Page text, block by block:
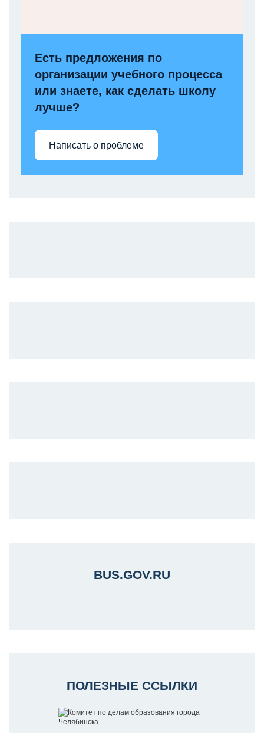
Есть предложения по
организации учебного процесса
или знаете, как сделать школу
лучше?
Написать о проблеме
BUS.GOV.RU
ПОЛЕЗНЫЕ ССЫЛКИ